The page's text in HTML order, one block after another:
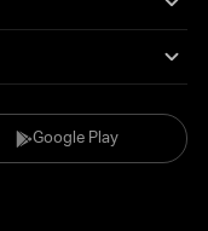
Google Play